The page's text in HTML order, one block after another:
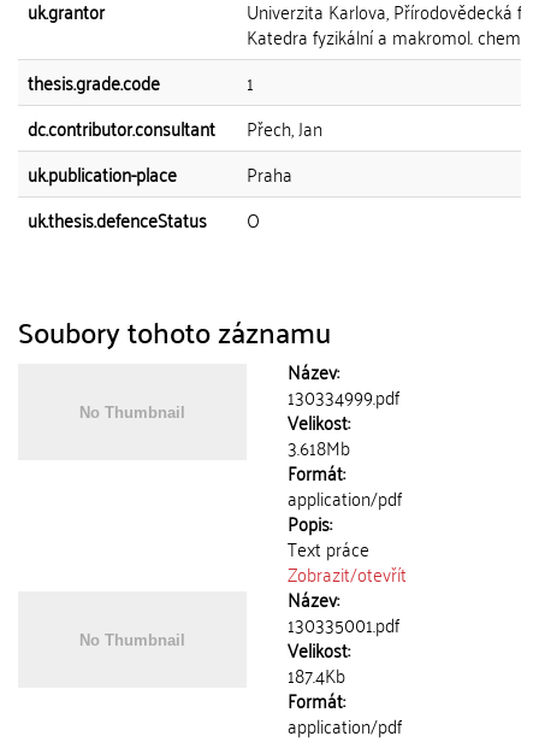
uk.grantor
Univerzita Karlova, Přírodovědecká
Katedra fyzikální a makromol. chemie
thesis.grade.code
1
dc.contributor.consultant
Přech, Jan
uk.publication-place
Praha
uk.thesis.defenceStatus
O
Soubory tohoto záznamu
Název:
130334999.pdf
Velikost:
3.618Mb
Formát:
application/pdf
Popis:
Text práce
Zobrazit/otevřít
Název:
130335001.pdf
Velikost:
187.4Kb
Formát:
application/pdf